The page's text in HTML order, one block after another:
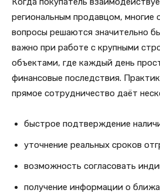
региональным продавцом, многие
вопросы решаются значительно
важно при работе с крупными
объектами, где каждый день
финансовые последствия.
прямое сотрудничество даёт
быстрое подтверждение
уточнение реальных сроков
возможность согласовать
получение информации о